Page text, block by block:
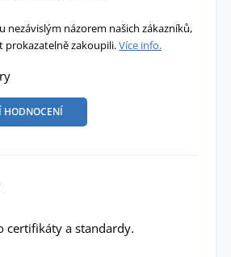
nezávislým názorem našich zákazníků,
zakoupili.Více info.
HODNOCENÍ
certifikáty a standardy.